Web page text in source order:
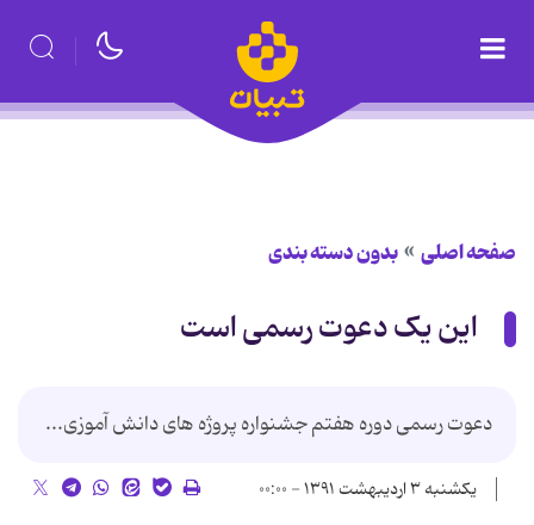
صفحه اصلی بدون دسته بندی
این یک دعوت رسمی است
دعوت رسمی دوره هفتم جشنواره پروژه های دانش آموزی...
یکشنبه ۳ اردیبهشت ۱۳۹۱ - ۰۰:۰۰